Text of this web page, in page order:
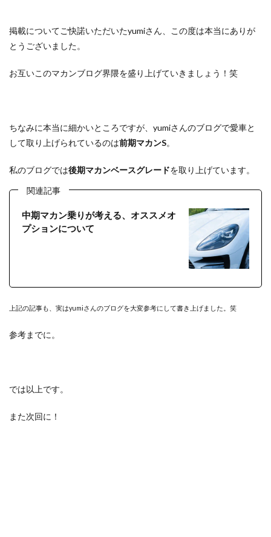
掲載についてご快諾いただいたyumiさん、この度は本当にありが
とうございました。
お互いこのマカンブログ界隈を盛り上げていきましょう！笑
ちなみに本当に細かいところですが、yumiさんのブログで愛車と
して取り上げられているのは前期マカンS。
私のブログでは後期マカンベースグレードを取り上げています。
関連記事
中期マカン乗りが考える、オススメオ
プションについて
上記の記事も、実はyumiさんのブログを大変参考にして書き上げました。笑
参考までに。
では以上です。
また次回に！